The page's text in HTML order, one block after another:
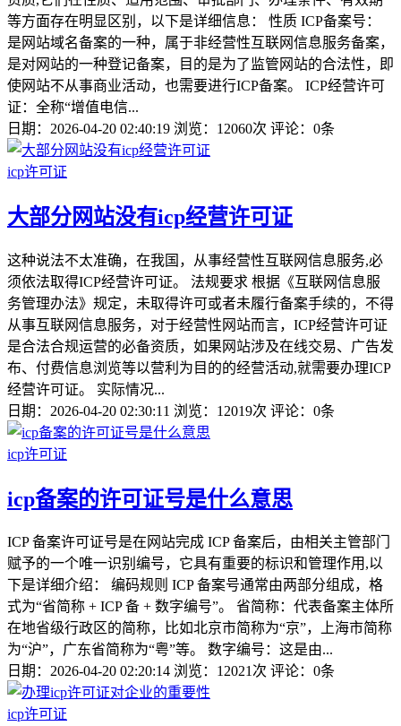
等方面存在明显区别，以下是详细信息： 性质 ICP备案号：
是网站域名备案的一种，属于非经营性互联网信息服务备案，
是对网站的一种登记备案，目的是为了监管网站的合法性，即
使网站不从事商业活动，也需要进行ICP备案。 ICP经营许可
证：全称“增值电信...
日期：2026-04-20 02:40:19 浏览：12060次 评论：0条
icp许可证
大部分网站没有icp经营许可证
这种说法不太准确，在我国，从事经营性互联网信息服务,必
须依法取得ICP经营许可证。 法规要求 根据《互联网信息服
务管理办法》规定，未取得许可或者未履行备案手续的，不得
从事互联网信息服务，对于经营性网站而言，ICP经营许可证
是合法合规运营的必备资质，如果网站涉及在线交易、广告发
布、付费信息浏览等以营利为目的的经营活动,就需要办理ICP
经营许可证。 实际情况...
日期：2026-04-20 02:30:11 浏览：12019次 评论：0条
icp许可证
icp备案的许可证号是什么意思
ICP 备案许可证号是在网站完成 ICP 备案后，由相关主管部门
赋予的一个唯一识别编号，它具有重要的标识和管理作用,以
下是详细介绍： 编码规则 ICP 备案号通常由两部分组成，格
式为“省简称 + ICP 备 + 数字编号”。 省简称：代表备案主体所
在地省级行政区的简称，比如北京市简称为“京”，上海市简称
为“沪”，广东省简称为“粤”等。 数字编号：这是由...
日期：2026-04-20 02:20:14 浏览：12021次 评论：0条
icp许可证